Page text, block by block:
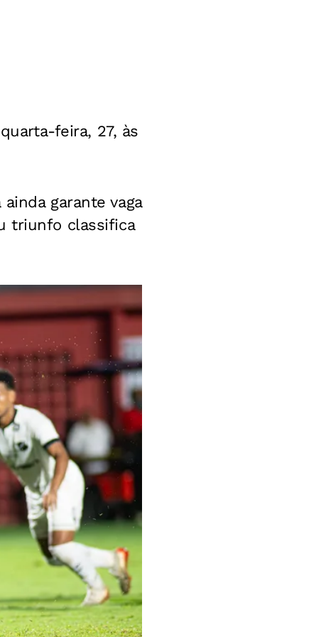
feira, 27, às
garante vaga
triunfo classifica